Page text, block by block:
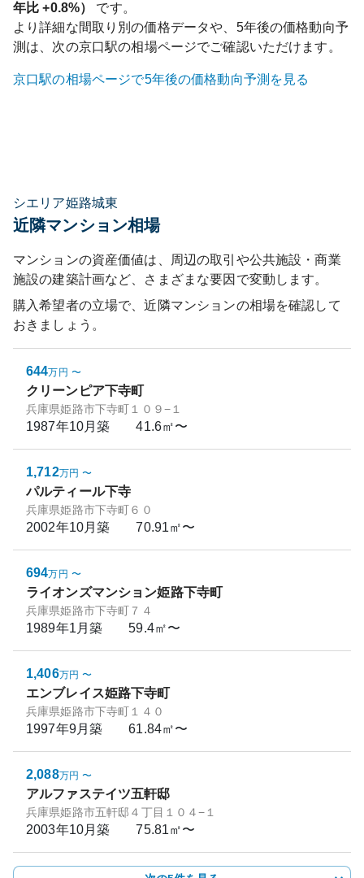
年比+0.8%）
です。
より詳細な間取り別の価格データや、5年後の価格動向予
測は、次の京口駅の相場ページでご確認いただけます。
京口駅の相場ページで5年後の価格動向予測を見る
シエリア姫路城東
近隣マンション相場
マンションの資産価値は、周辺の取引や公共施設・商業
施設の建築計画など、さまざまな要因で変動します。
購入希望者の立場で、近隣マンションの相場を確認して
おきましょう。
644万円 〜
クリーンピア下寺町
兵庫県姫路市下寺町１０９−１
1987年10月築 41.6㎡〜
1,712万円 〜
パルティール下寺
兵庫県姫路市下寺町６０
2002年10月築 70.91㎡〜
694万円 〜
ライオンズマンション姫路下寺町
兵庫県姫路市下寺町７４
1989年1月築 59.4㎡〜
1,406万円 〜
エンブレイス姫路下寺町
兵庫県姫路市下寺町１４０
1997年9月築 61.84㎡〜
2,088万円 〜
アルファステイツ五軒邸
兵庫県姫路市五軒邸４丁目１０４−１
2003年10月築 75.81㎡〜